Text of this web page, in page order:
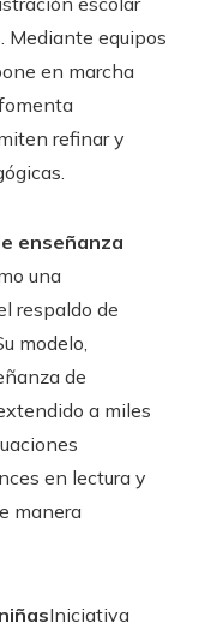
Mediante equipos
en marcha
refinar y
enseñanza
una
respaldo de
modelo,
de
a miles
en lectura y
manera
Iniciativa